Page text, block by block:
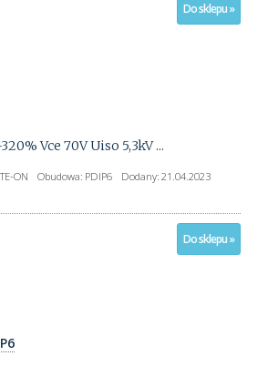
Do sklepu »
Vce 70V Uiso 5,3kV ...
ON Obudowa: PDIP6 Dodany: 21.04.2023
Do sklepu »